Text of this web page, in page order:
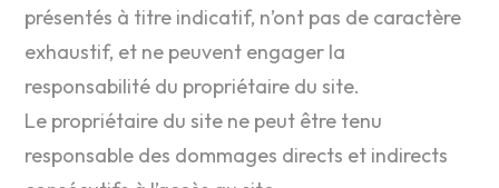
présentés à titre indicatif, n’ont pas de caractère
exhaustif, et ne peuvent engager la
responsabilité du propriétaire du site.
Le propriétaire du site ne peut être tenu
responsable des dommages directs et indirects